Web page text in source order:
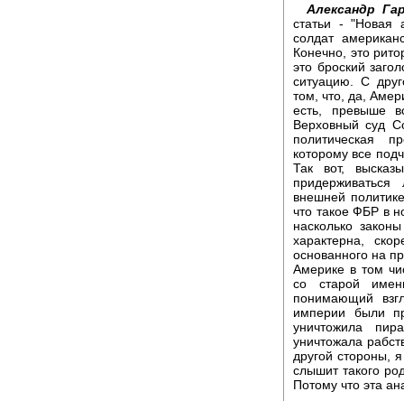
Александр
статьи - "Новая
солдат
Конечно, это
это броский
ситуацию. С
том, что, да,
есть, превыше
Верховный суд
политическая
которому все
Так вот,
внешней
что такое ФБР в
насколько
характерна,
основанного на
Америке в том
со старой
понимающий
империи были
уничтожила
уничтожала
другой стороны,
слышит такого
Потому что эта